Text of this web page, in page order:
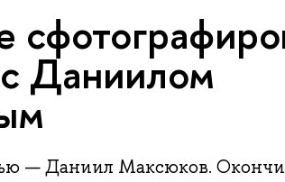
Даниилом
— Даниил Максюков.